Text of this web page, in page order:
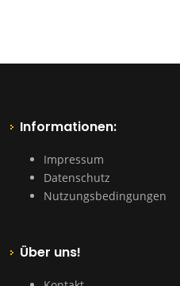
Informationen:
Impressum
Datenschutz
Nutzungsbedingungen
Über uns!